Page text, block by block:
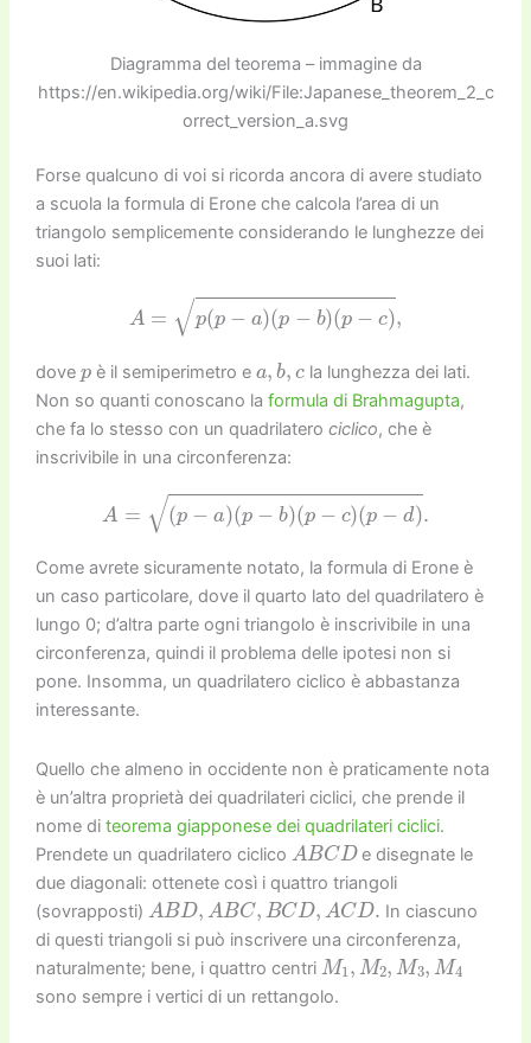
Diagramma del teorema – immagine da
https://en.wikipedia.org/wiki/File:Japanese_theorem_2_c
orrect_version_a.svg
Forse qualcuno di voi si ricorda ancora di avere studiato
a scuola la formula di Erone che calcola l’area di un
triangolo semplicemente considerando le lunghezze dei
suoi lati:
p(p−a)(p−b)(p−c),
dove è il semiperimetro e
b
la lunghezza dei lati.
Non so quanti conoscano la formula di Brahmagupta,
che fa lo stesso con un quadrilatero ciclico, che è
inscrivibile in una circonferenza:
(p−a)(p−b)(p−c)(p−d).
Come avrete sicuramente notato, la formula di Erone è
un caso particolare, dove il quarto lato del quadrilatero è
lungo 0; d’altra parte ogni triangolo è inscrivibile in una
circonferenza, quindi il problema delle ipotesi non si
pone. Insomma, un quadrilatero ciclico è abbastanza
interessante.
Quello che almeno in occidente non è praticamente nota
è un’altra proprietà dei quadrilateri ciclici, che prende il
nome di teorema giapponese dei quadrilateri ciclici.
Prendete un quadrilatero ciclico
ABCD
e disegnate le
due diagonali: ottenete così i quattro triangoli
(sovrapposti)
ABD,AB C,B CD,ACD.
In ciascuno
di questi triangoli si può inscrivere una circonferenza,
naturalmente; bene, i quattro centri
M1,M2,M3,M4
sono sempre i vertici di un rettangolo.